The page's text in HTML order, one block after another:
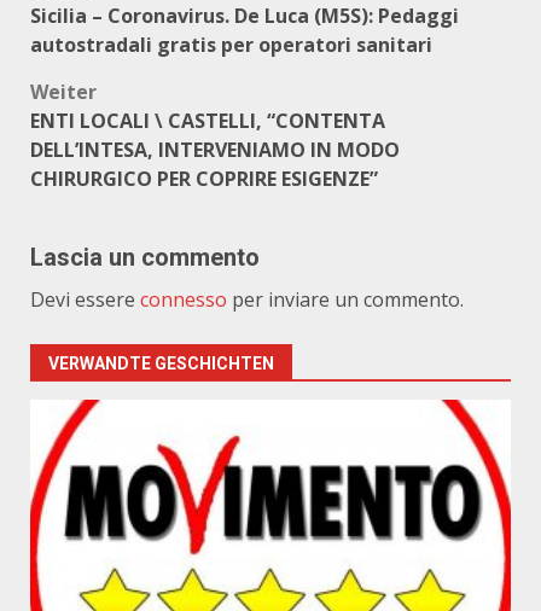
Sicilia – Coronavirus. De Luca (M5S): Pedaggi
autostradali gratis per operatori sanitari
Weiter
ENTI LOCALI \ CASTELLI, “CONTENTA
DELL’INTESA, INTERVENIAMO IN MODO
CHIRURGICO PER COPRIRE ESIGENZE”
Lascia un commento
Devi essere connesso per inviare un commento.
VERWANDTE GESCHICHTEN